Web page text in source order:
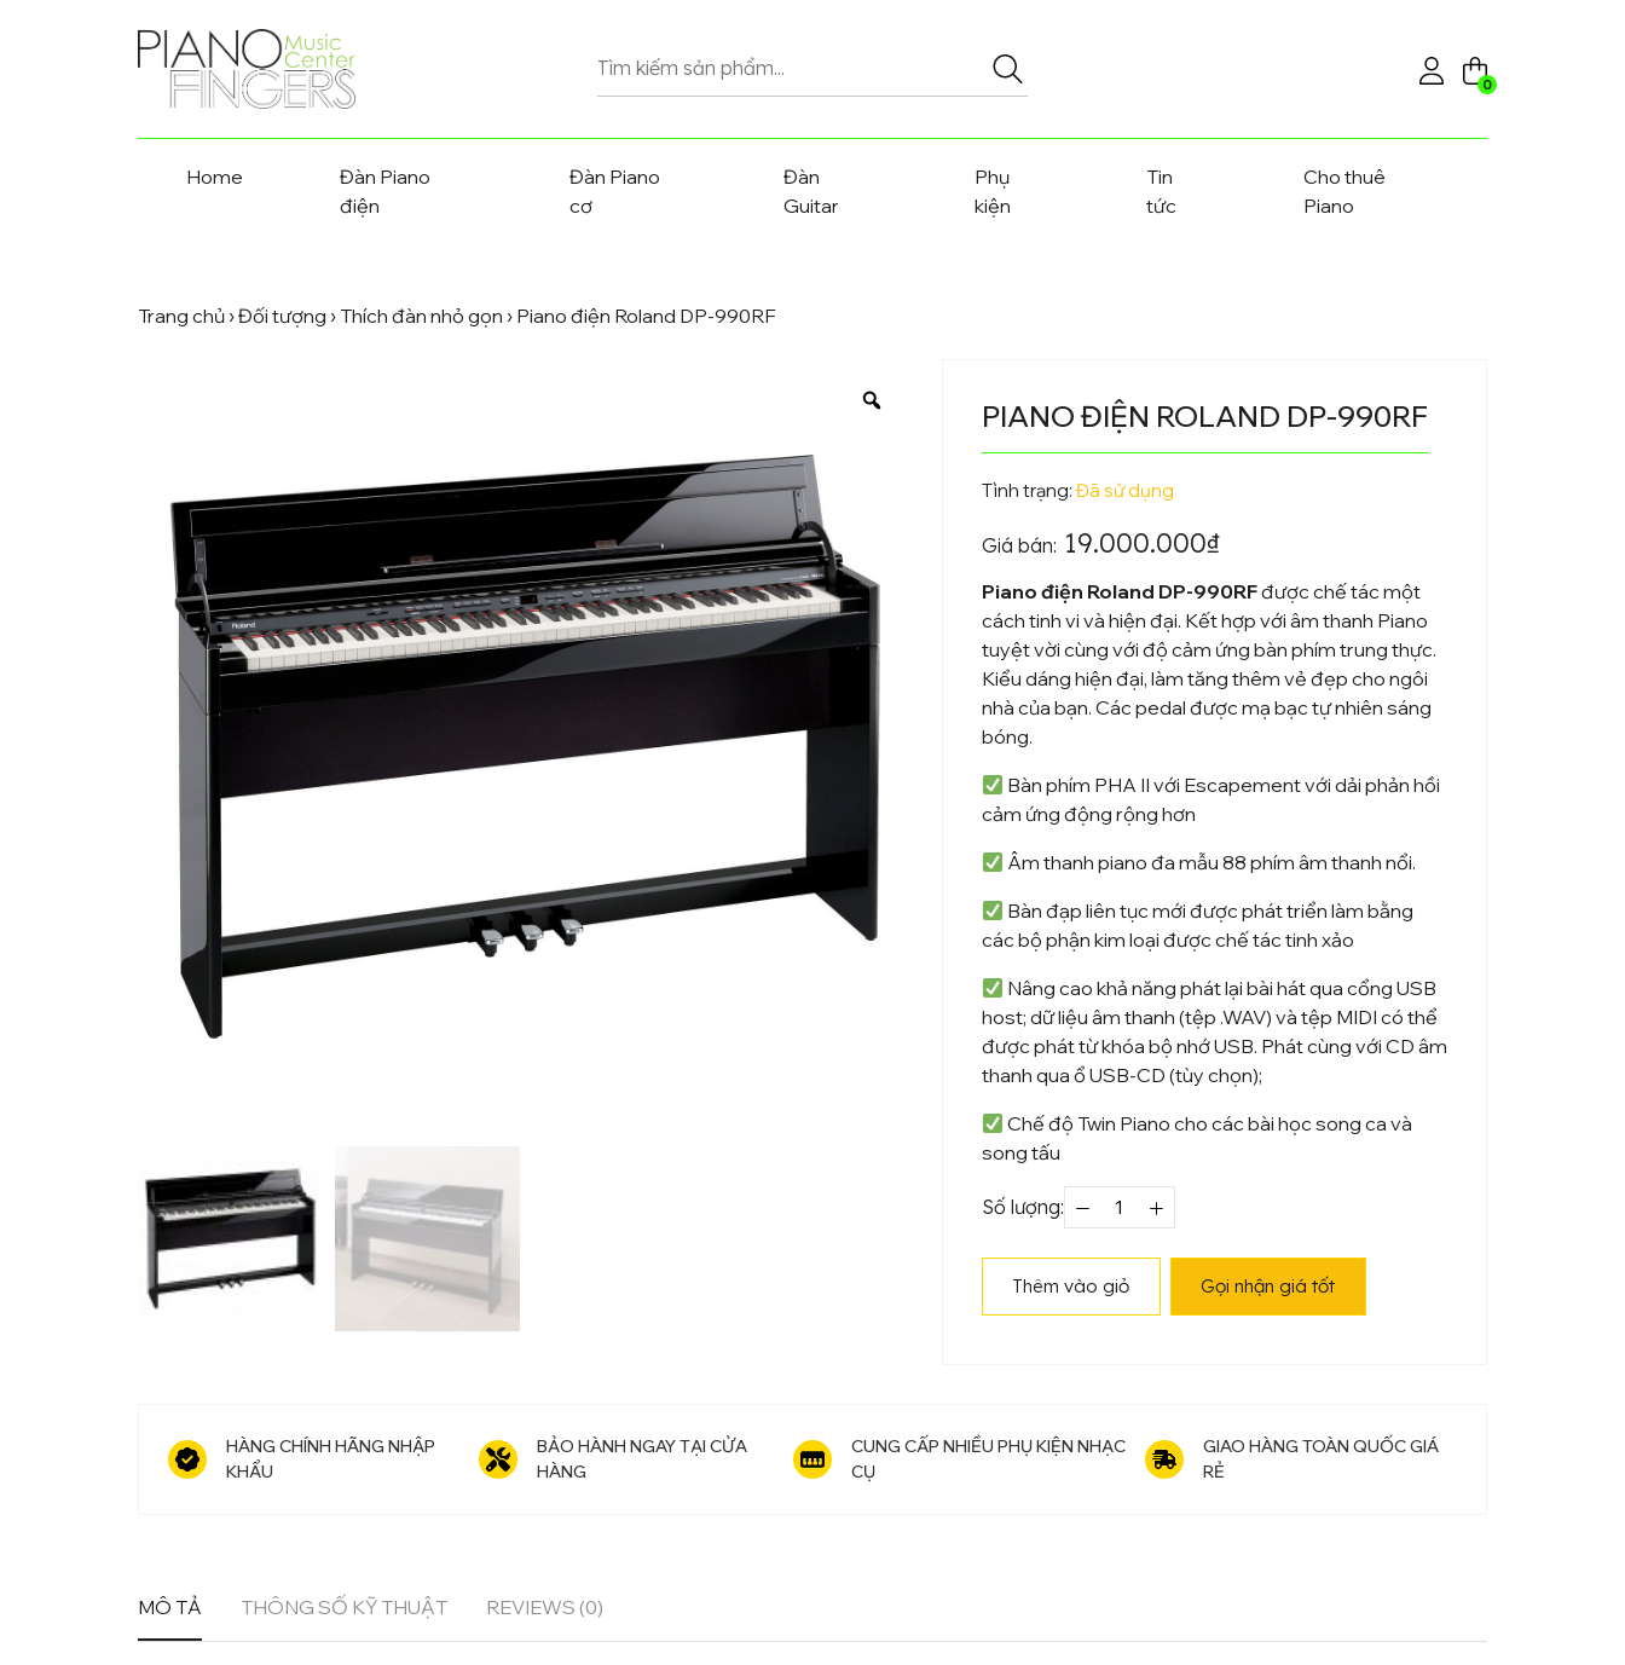
kiếm
0
Home
Đàn Piano
điện
Đàn Piano
cơ
Đàn
Guitar
Phụ
kiện
Tin
tức
Cho thuê
Piano
Trang chủ ›Đối tượng › Thích đàn nhỏ gọn › Piano điện Roland DP-990RF
PIANO ĐIỆN ROLAND DP-990RF
Tình trạng: Đã sử dụng
Giá bán: 19.000.000₫
Piano điện Roland DP-990RFđược chế tác một
cách tinh vi và hiện đại. Kết hợp với âm thanh Piano
tuyệt vời cùng với độ cảm ứng bàn phím trung thực.
Kiểu dáng hiện đại, làm tăng thêm vẻ đẹp cho ngôi
nhà của bạn. Các pedal được mạ bạc tự nhiên sáng
bóng.
Bàn phím PHA II với Escapement với dải phản hồi
cảm ứng động rộng hơn
Âm thanh piano đa mẫu 88 phím âm thanh nổi.
Bàn đạp liên tục mới được phát triển làm bằng
các bộ phận kim loại được chế tác tinh xảo
Nâng cao khả năng phát lại bài hát qua cổng USB
host; dữ liệu âm thanh (tệp .WAV) và tệp MIDI có thể
được phát từ khóa bộ nhớ USB. Phát cùng với CD âm
thanh qua ổ USB-CD (tùy chọn);
Chế độ Twin Piano cho các bài học song ca và
song tấu
Số lượng:
Piano
Roland
Thêm vào giỏ Gọi nhận giá tốt
HÀNG CHÍNH HÃNG NHẬP
KHẨU
BẢO HÀNH NGAY TẠI CỬA
HÀNG
CUNG CẤP NHIỀU PHỤ KIỆN NHẠC
CỤ
GIAO HÀNG TOÀN QUỐC GIÁ
RẺ
MÔ TẢ THÔNG SỐ KỸ THUẬT REVIEWS (0)